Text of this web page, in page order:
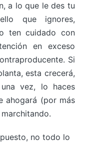
a lo que le des tu
que ignores,
ten cuidado con
en exceso
Si
esta crecerá,
vez, lo haces
ahogará (por más
no todo lo